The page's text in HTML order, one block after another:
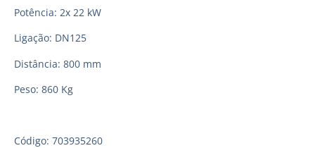
Potência: 2x 22 kW
Ligação: DN125
Distância: 800 mm
Peso: 860 Kg
Código: 703935260